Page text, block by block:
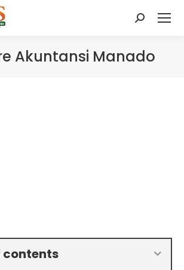
Search:
Akuntansi Manado
contents